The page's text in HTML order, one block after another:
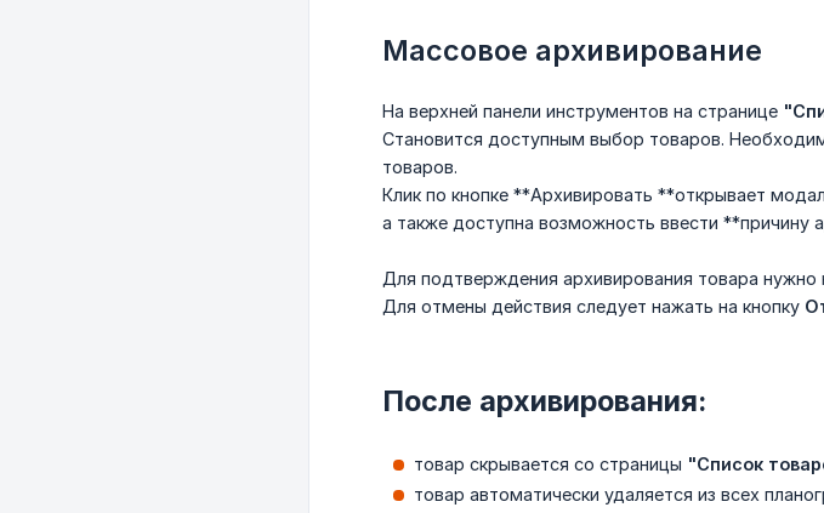
Массовое архивирование
На верхней панели инструментов на странице
Становится доступным выбор товаров.
товаров.
Клик по кнопке **Архивировать **открывает
а также доступна возможность ввести **причину
Для подтверждения архивирования товара нужно
Для отмены действия следует нажать на кнопку
После архивирования:
товар скрывается со страницы "Список
товар автоматически удаляется из всех